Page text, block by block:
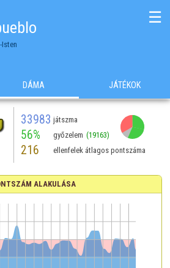
Isten
☰
DÁMA JÁTÉKOK
33983 játszma
56% győzelem (19163)
216 ellenfelek átlagos pontszáma
ALAKULÁSA